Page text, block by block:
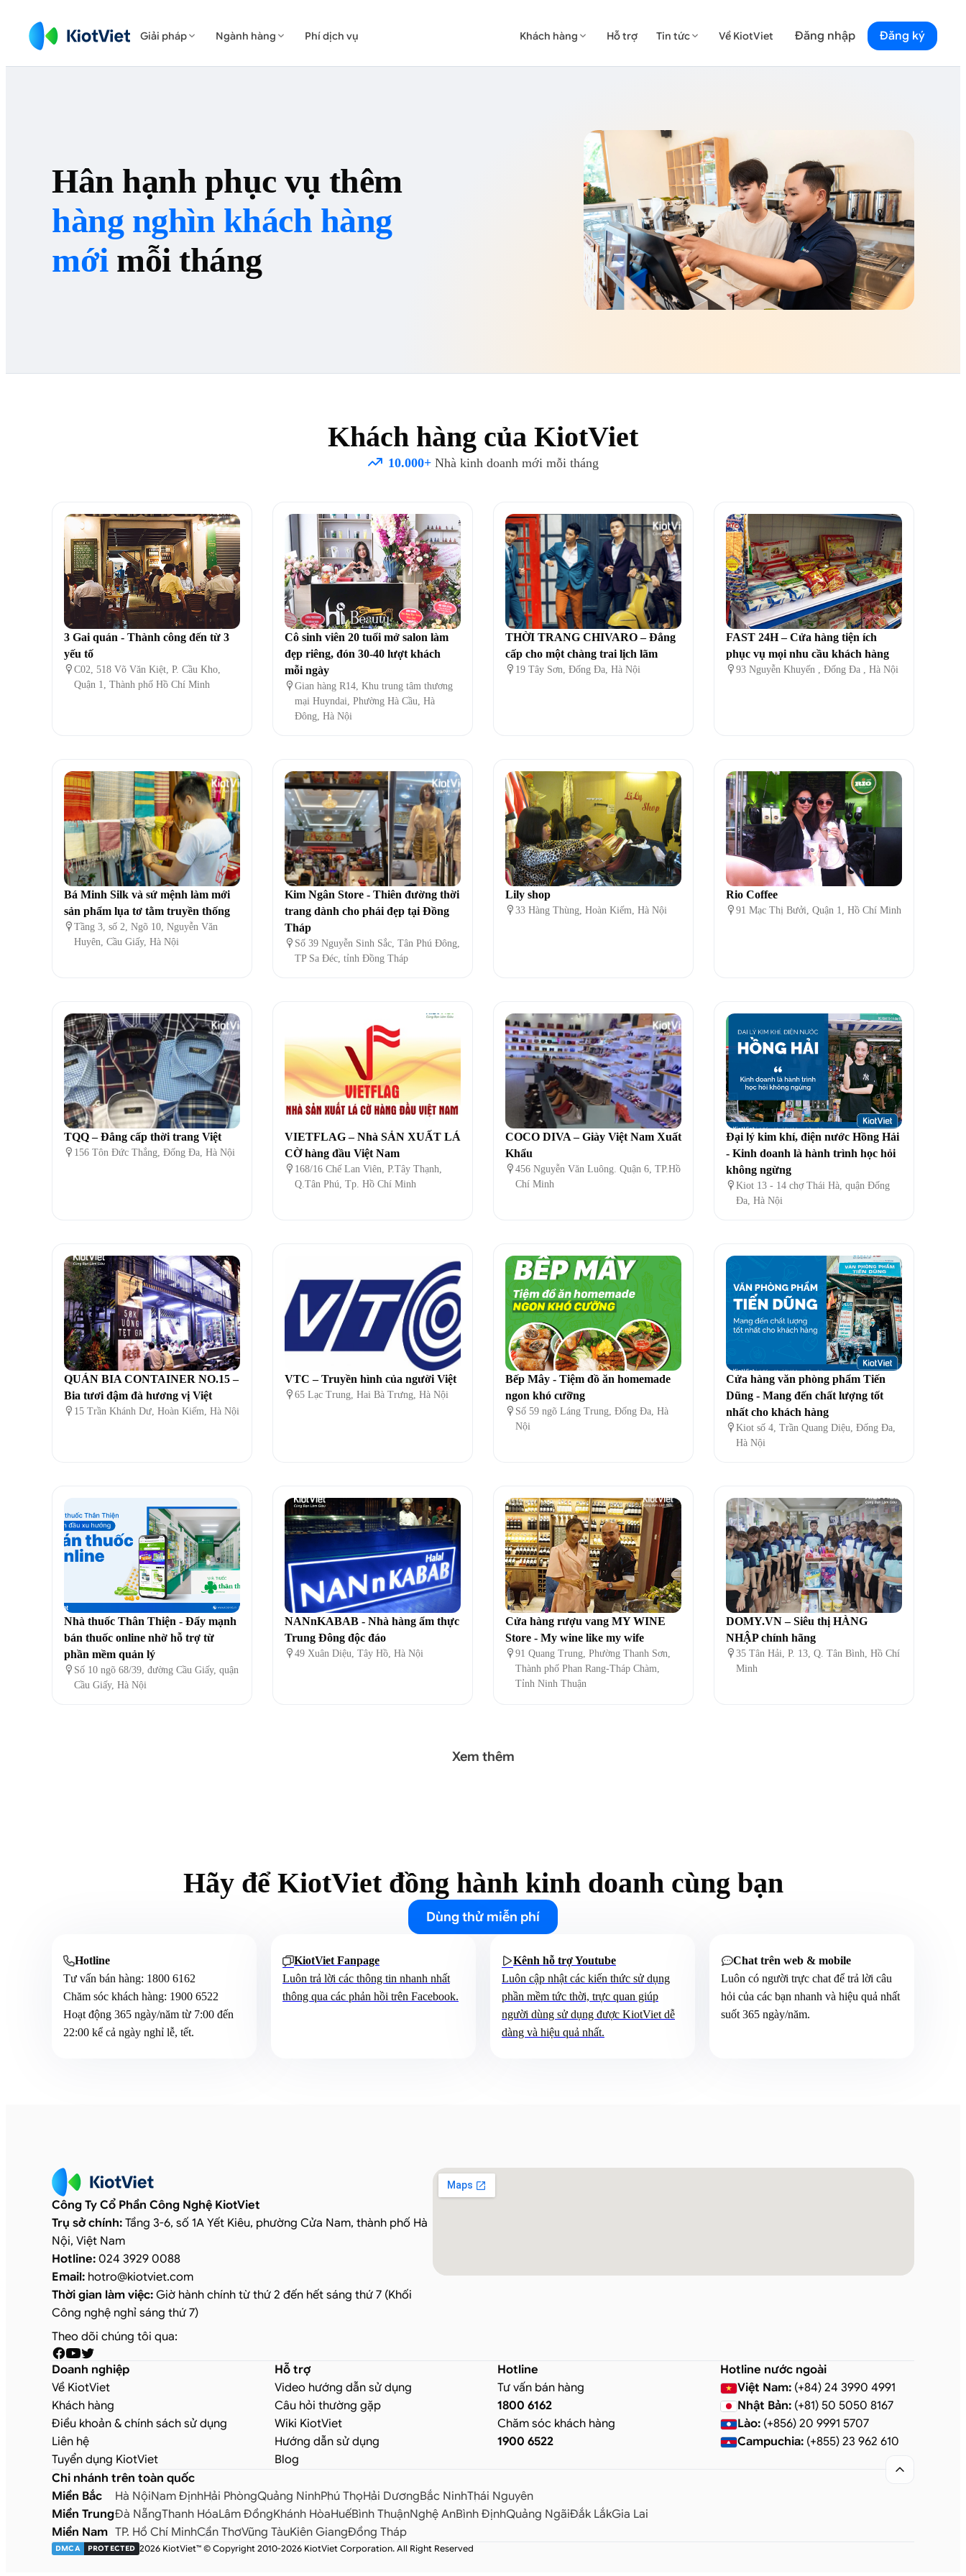
Giải pháp  Ngành hàng  Phí dịch vụ Khách hàng  Hỗ trợ Tin tức  Về KiotViet Đăng nhập Đăng ký
Hân hạnh phục vụ thêm
hàng nghìn khách hàng
mới mỗi tháng
Khách hàng của KiotViet
 10.000+ Nhà kinh doanh mới mỗi tháng
3 Gai quán - Thành công đến từ 3
yếu tố
 C02, 518 Võ Văn Kiệt, P. Cầu Kho,
Quận 1, Thành phố Hồ Chí Minh
Cô sinh viên 20 tuổi mở salon làm
đẹp riêng, đón 30-40 lượt khách
mỗi ngày
 Gian hàng R14, Khu trung tâm thương
mại Huyndai, Phường Hà Cầu, Hà
Đông, Hà Nội
THỜI TRANG CHIVARO – Đẳng
cấp cho một chàng trai lịch lãm
 19 Tây Sơn, Đống Đa, Hà Nội
FAST 24H – Cửa hàng tiện ích
phục vụ mọi nhu cầu khách hàng
 93 Nguyễn Khuyến , Đống Đa , Hà Nội
Bá Minh Silk và sứ mệnh làm mới
sản phẩm lụa tơ tằm truyền thống
 Tầng 3, số 2, Ngõ 10, Nguyễn Văn
Huyên, Cầu Giấy, Hà Nội
Kim Ngân Store - Thiên đường thời
trang dành cho phái đẹp tại Đồng
Tháp
 Số 39 Nguyễn Sinh Sắc, Tân Phú Đông,
TP Sa Đéc, tỉnh Đồng Tháp
Lily shop
 33 Hàng Thùng, Hoàn Kiếm, Hà Nội
Rio Coffee
 91 Mạc Thị Bưởi, Quận 1, Hồ Chí Minh
TQQ – Đẳng cấp thời trang Việt
 156 Tôn Đức Thắng, Đống Đa, Hà Nội
VIETFLAG – Nhà SẢN XUẤT LÁ
CỜ hàng đầu Việt Nam
 168/16 Chế Lan Viên, P.Tây Thạnh,
Q.Tân Phú, Tp. Hồ Chí Minh
COCO DIVA – Giày Việt Nam Xuất
Khẩu
 456 Nguyễn Văn Luông. Quận 6, TP.Hồ
Chí Minh
Đại lý kim khí, điện nước Hồng Hải
- Kinh doanh là hành trình học hỏi
không ngừng
 Kiot 13 - 14 chợ Thái Hà, quận Đống
Đa, Hà Nội
QUÁN BIA CONTAINER NO.15 –
Bia tươi đậm đà hương vị Việt
 15 Trần Khánh Dư, Hoàn Kiếm, Hà Nội
VTC – Truyền hình của người Việt
 65 Lạc Trung, Hai Bà Trưng, Hà Nội
Bếp Mây - Tiệm đồ ăn homemade
ngon khó cưỡng
 Số 59 ngõ Láng Trung, Đống Đa, Hà
Nội
Cửa hàng văn phòng phẩm Tiến
Dũng - Mang đến chất lượng tốt
nhất cho khách hàng
 Kiot số 4, Trần Quang Diệu, Đống Đa,
Hà Nội
Nhà thuốc Thân Thiện - Đẩy mạnh
bán thuốc online nhờ hỗ trợ từ
phần mềm quản lý
 Số 10 ngõ 68/39, đường Cầu Giấy, quận
Cầu Giấy, Hà Nội
NANnKABAB - Nhà hàng ẩm thực
Trung Đông độc đáo
 49 Xuân Diệu, Tây Hồ, Hà Nội
Cửa hàng rượu vang MY WINE
Store - My wine like my wife
 91 Quang Trung, Phường Thanh Sơn,
Thành phố Phan Rang-Tháp Chàm,
Tỉnh Ninh Thuận
DOMY.VN – Siêu thị HÀNG
NHẬP chính hãng
 35 Tân Hải, P. 13, Q. Tân Bình, Hồ Chí
Minh
Xem thêm
Hãy để KiotViet đồng hành kinh doanh cùng bạn
Dùng thử miễn phí
Hotline
Tư vấn bán hàng: 1800 6162
Chăm sóc khách hàng: 1900 6522
Hoạt động 365 ngày/năm từ 7:00 đến
22:00 kể cả ngày nghỉ lễ, tết.
KiotViet Fanpage
Luôn trả lời các thông tin nhanh nhất
thông qua các phản hồi trên Facebook.
Kênh hỗ trợ Youtube
Luôn cập nhật các kiến thức sử dụng
phần mềm tức thời, trực quan giúp
người dùng sử dụng được KiotViet dễ
dàng và hiệu quả nhất.
Chat trên web & mobile
Luôn có người trực chat để trả lời câu
hỏi của các bạn nhanh và hiệu quả nhất
suốt 365 ngày/năm.
Công Ty Cổ Phần Công Nghệ KiotViet
Trụ sở chính: Tầng 3-6, số 1A Yết Kiêu, phường Cửa Nam, thành phố Hà
Nội, Việt Nam
Hotline: 024 3929 0088
Email: hotro@kiotviet.com
Thời gian làm việc: Giờ hành chính từ thứ 2 đến hết sáng thứ 7 (Khối
Công nghệ nghỉ sáng thứ 7)
Theo dõi chúng tôi qua:
Doanh nghiệp
Về KiotViet
Khách hàng
Điều khoản & chính sách sử dụng
Liên hệ
Tuyển dụng KiotViet
Hỗ trợ
Video hướng dẫn sử dụng
Câu hỏi thường gặp
Wiki KiotViet
Hướng dẫn sử dụng
Blog
Hotline
Tư vấn bán hàng
1800 6162
Chăm sóc khách hàng
1900 6522
Hotline nước ngoài
Việt Nam: (+84) 24 3990 4991
Nhật Bản: (+81) 50 5050 8167
Lào: (+856) 20 9991 5707
Campuchia: (+855) 23 962 610

Chi nhánh trên toàn quốc
Miền Bắc
Hà NộiNam ĐịnhHải PhòngQuảng NinhPhú ThọHải DươngBắc NinhThái Nguyên
Miền TrungĐà NẵngThanh HóaLâm ĐồngKhánh HòaHuếBình ThuậnNghệ AnBình ĐịnhQuảng NgãiĐắk LắkGia Lai
Miền Nam TP. Hồ Chí MinhCần ThơVũng TàuKiên GiangĐồng Tháp
DMCA PROTECTED 2026 KiotViet™ © Copyright 2010-2026 KiotViet Corporation. All Right Reserved